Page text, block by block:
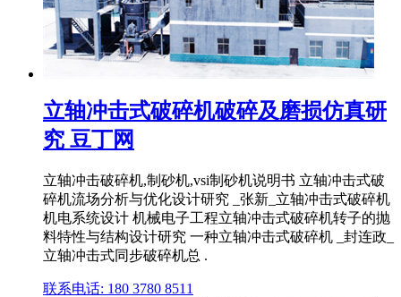
立轴冲击式破碎机破碎及磨损仿真研
究 豆丁网
立轴冲击破碎机,制砂机,vsi制砂机说明书 立轴冲击式破
碎机流场分析与优化设计研究 _张新_立轴冲击式破碎机
机电系统设计 机械电子工程立轴冲击式破碎机转子的抛
料特性与结构设计研究 一种立轴冲击式破碎机 _封连政_
立轴冲击式同步破碎机总 .
联系电话: 180 3780 8511